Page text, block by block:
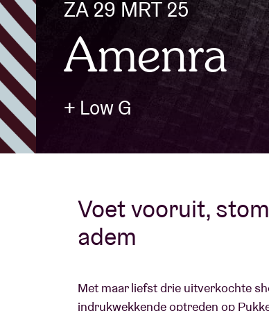
AB ❤ you
ZA 29 MRT 25
Amenra
+ Low G
Voet vooruit,
adem
Met maar liefst drie uitverkochte
indrukwekkende optreden op